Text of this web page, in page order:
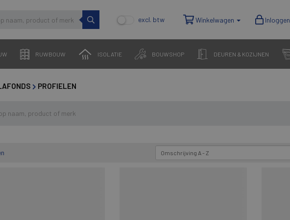
excl. btw Winkelwagen Inloggen
RUWBOUW ISOLATIE BOUWSHOP DEUREN & KOZIJNEN
PROFIELEN